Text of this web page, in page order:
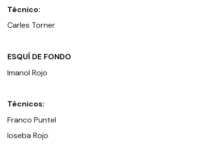
Técnico:
Carles Torner
ESQUÍ DE FONDO
Imanol Rojo
Técnicos:
Franco Puntel
Ioseba Rojo